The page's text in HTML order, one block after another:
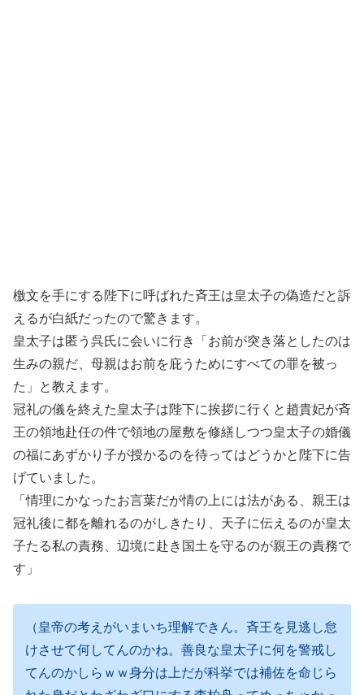
檄文を手にする陛下に呼ばれた斉王は皇太子の偽造だと訴
えるが白紙だったので驚きます。
皇太子は匿う呉氏に会いに行き「お前が突き落としたのは
生みの親だ、母親はお前を庇うためにすべての罪を被っ
た」と教えます。
冠礼の儀を終えた皇太子は陛下に挨拶に行くと趙貴妃が斉
王の領地赴任の件で領地の屋敷を修繕しつつ皇太子の婚儀
の福にあずかり子が授かるのを待ってはどうかと陛下に告
げていました。
「情理にかなったお言葉だが情の上には法がある、親王は
冠礼後に都を離れるのがしきたり、天子に伝えるのが皇太
子たる私の責務、辺境に赴き国土を守るのが親王の責務で
す」
（皇帝の考えがいまいち理解できん。斉王を見逃し怠
けさせて何してんのかね。善良な皇太子に何を警戒し
てんのかしらｗｗ身分は上だが科挙では補佐を命じら